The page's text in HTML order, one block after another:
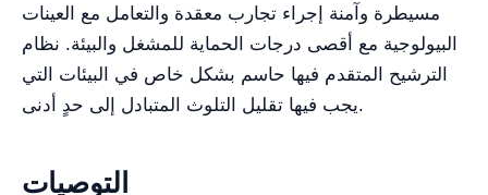
مسيطرة وآمنة إجراء تجارب معقدة والتعامل مع العينات
البيولوجية مع أقصى درجات الحماية للمشغل والبيئة. نظام
الترشيح المتقدم فيها حاسم بشكل خاص في البيئات التي
يجب فيها تقليل التلوث المتبادل إلى حدٍ أدنى.
التوصيات